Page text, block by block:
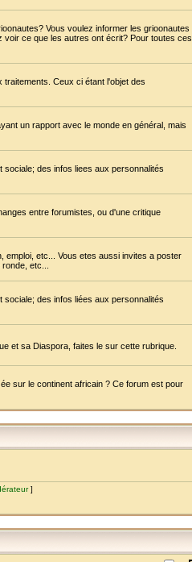
Vous voulez informer les grioonautes
ce que les autres ont écrit? Pour toutes ces
Ceux ci étant l'objet des
un rapport avec le monde en général, mais
des infos liees aux personnalités
entre forumistes, ou d'une critique
emploi, etc... Vous etes aussi invites a poster
etc...
des infos liées aux personnalités
et sa Diaspora, faites le sur cette rubrique.
sur le continent africain ? Ce forum est pour
]